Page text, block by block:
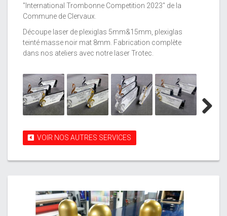
''International Trombonne Competition 2023'' de la
Commune de Clervaux.
Découpe laser de plexiglas 5mm&15mm, plexiglas
teinté masse noir mat 8mm. Fabrication complète
dans nos ateliers avec notre laser Trotec.
VOIR NOS AUTRES SERVICES